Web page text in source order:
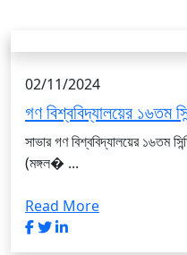
02/11/2024
গণ বিশ্ববিদ্যালয়ের ১৬তম
সাভার গণ বিশ্ববিদ্যালয়ের ১৬তম
(মঙ্গল� ...
Read More